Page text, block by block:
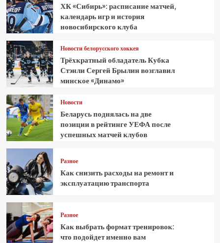
ХК «Сибирь»: расписание матчей,
календарь игр и история
новосибирского клуба
Новости белорусского хоккея
Трёхкратный обладатель Кубка
Стэнли Сергей Брылин возглавил
минское «Динамо»
Новости
Беларусь поднялась на две
позиции в рейтинге УЕФА после
успешных матчей клубов
Разное
Как снизить расходы на ремонт и
эксплуатацию транспорта
Разное
Как выбрать формат тренировок:
что подойдет именно вам